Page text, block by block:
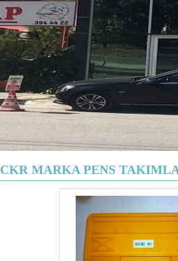
CKR MARKA PENS